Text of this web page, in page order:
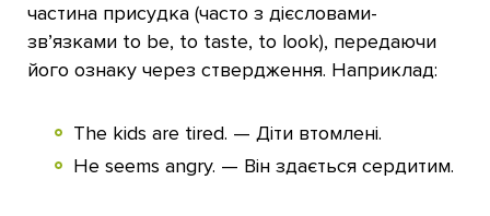
частина присудка (часто з дієсловами-
зв’язками to be, to taste, to look), передаючи
його ознаку через ствердження. Наприклад:
The kids are tired. — Діти втомлені.
He seems angry. — Він здається сердитим.